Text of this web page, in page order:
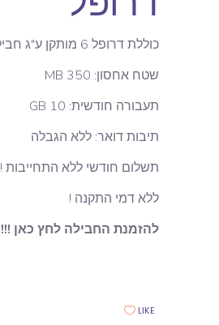
כוללת דרופל 6 מותקן ע"ג חבילה
שטח אחסון: 350 MB
תעבורה חודשית: 10 GB
תיבות דואר: ללא הגבלה
תשלום חודשי ללא התחייבות !
ללא דמי התקנה !
להזמנת החבילה לחץ כאן !!!
LIKE